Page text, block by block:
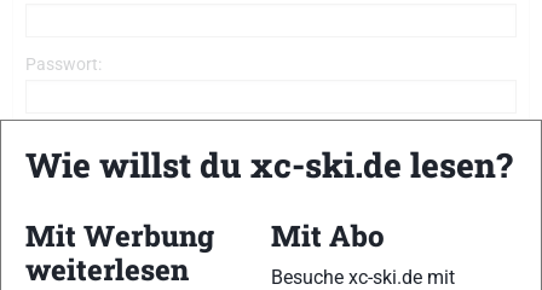
Passwort:
Anmelden
Wie willst du xc-ski.de lesen?
Mit Werbung
weiterlesen
Mit Abo
Besuche xc-ski.de mit